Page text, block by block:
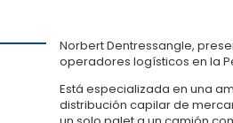
Norbert Dentressangle,
operadores logísticos en la
Está especializada en una
distribución capilar de